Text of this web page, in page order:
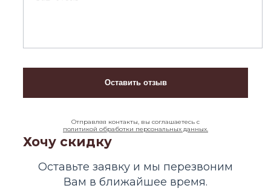
Отправляя контакты, вы соглашаетесь с
политикой обработки персональных данных.
Хочу скидку
Оставьте заявку и мы перезвоним
Вам в ближайшее время.